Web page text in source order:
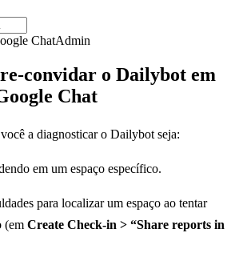
ChatAdmin
convidar o Dailybot em
Chat
a diagnosticar o Dailybot seja:
em um espaço específico.
para localizar um espaço ao tentar
(em Create Check-in > “Share reports in